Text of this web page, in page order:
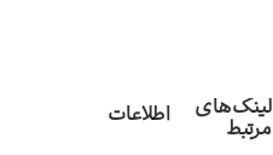
لینک‌های
مرتبط
اطلاعات